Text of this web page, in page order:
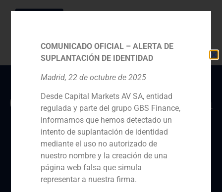
GBS Finance asesoraron
a los accionistas de
Salesland en la venta de
una mayoría a Acon
Investments
COMUNICADO OFICIAL – ALERTA DE
SUPLANTACIÓN DE IDENTIDAD
Madrid, 22 de octubre de 2025
Desde Capital Markets AV SA, entidad
regulada y parte del grupo GBS Finance,
informamos que hemos detectado un
intento de suplantación de identidad
mediante el uso no autorizado de
nuestro nombre y la creación de una
página web falsa que simula
representar a nuestra firma.